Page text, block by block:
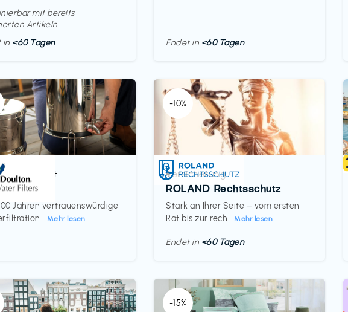
mit bereits
Artikeln
in <60 Tagen Endet in <60 Tagen
& Haushalt
Jahren vertrauenswürdige
Mehr lesen
-10%
Versicherung
ROLAND Rechtsschutz
Stark an Ihrer Seite – vom ersten
Rat bis zur rech...Mehr lesen
€‎
Endet in <60 Tagen
-15%